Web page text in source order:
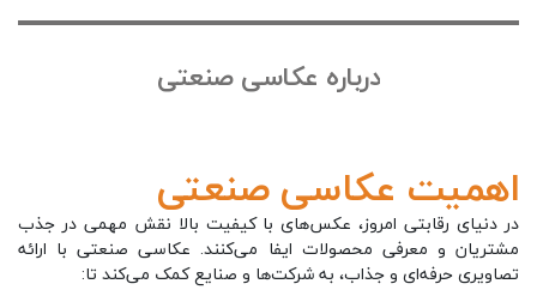
درباره عکاسی صنعتی
اهمیت عکاسی صنعتی
در دنیای رقابتی امروز، عکس‌های با کیفیت بالا نقش مهمی در جذب
مشتریان و معرفی محصولات ایفا می‌کنند. عکاسی صنعتی با ارائه
تصاویری حرفه‌ای و جذاب، به شرکت‌ها و صنایع کمک می‌کند تا: